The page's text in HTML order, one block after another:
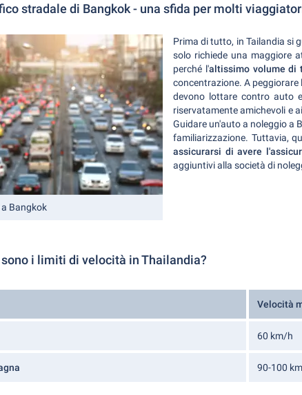
stradale di Bangkok - una sfida per molti
Bangkok
Prima di tutto, in Tailandia si
solo richiede una maggiore
perché l'altissimo volume di
concentrazione. A
devono lottare contro auto
riservatamente amichevoli e
Guidare un'auto a noleggio a
familiarizzazione. Tuttavia,
assicurarsi di avere
aggiuntivi alla società di
i limiti di velocità in Thailandia?
Velocità
60 km/h
90-100